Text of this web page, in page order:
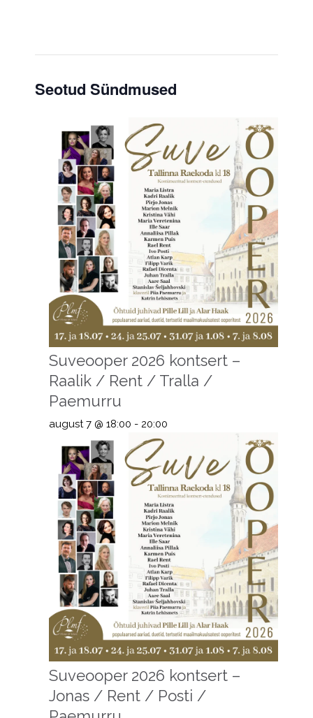
Seotud Sündmused
Suveooper 2026 kontsert –
Raalik / Rent / Tralla /
Paemurru
august 7 @ 18:00 - 20:00
Suveooper 2026 kontsert –
Jonas / Rent / Posti /